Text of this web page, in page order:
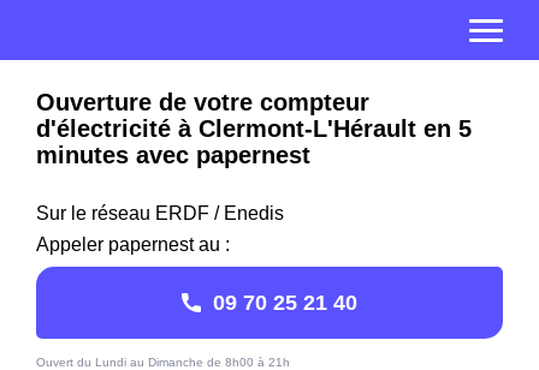
Ouverture de votre compteur
d'électricité à Clermont-L'Hérault en 5
minutes avec papernest
Sur le réseau ERDF / Enedis
Appeler papernest au :
09 70 25 21 40
Ouvert du Lundi au Dimanche de 8h00 à 21h